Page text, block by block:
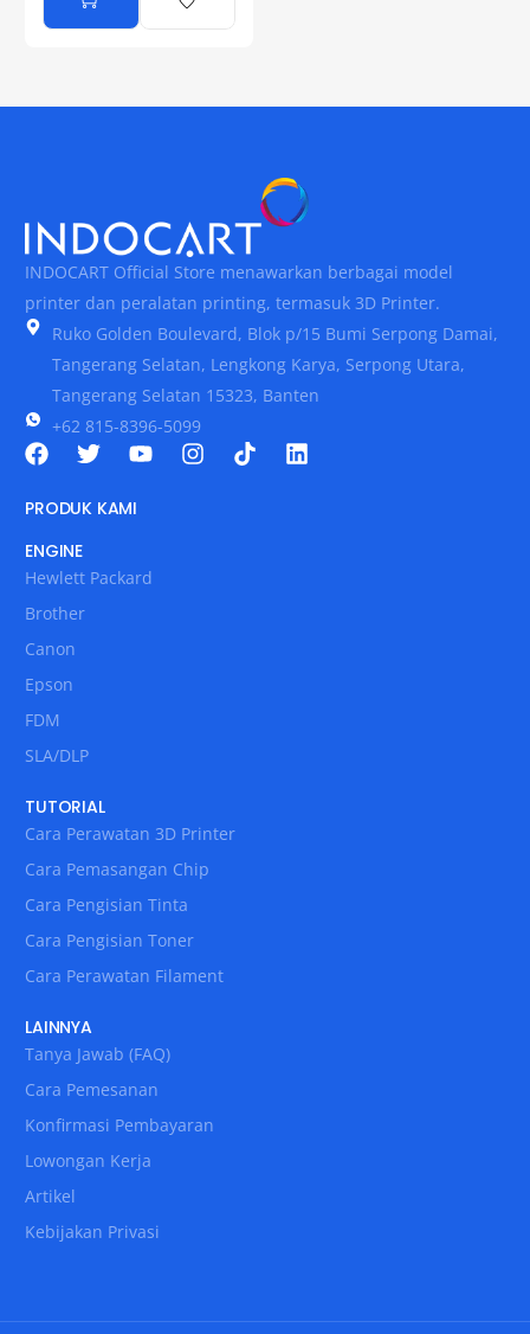
INDOCART Official Store menawarkan berbagai model
printer dan peralatan printing, termasuk 3D Printer.
Ruko Golden Boulevard, Blok p/15 Bumi Serpong Damai,
Tangerang Selatan, Lengkong Karya, Serpong Utara,
Tangerang Selatan 15323, Banten
+62 815-8396-5099
PRODUK KAMI
ENGINE
Hewlett Packard
Brother
Canon
Epson
FDM
SLA/DLP
TUTORIAL
Cara Perawatan 3D Printer
Cara Pemasangan Chip
Cara Pengisian Tinta
Cara Pengisian Toner
Cara Perawatan Filament
LAINNYA
Tanya Jawab (FAQ)
Cara Pemesanan
Konfirmasi Pembayaran
Lowongan Kerja
Artikel
Kebijakan Privasi